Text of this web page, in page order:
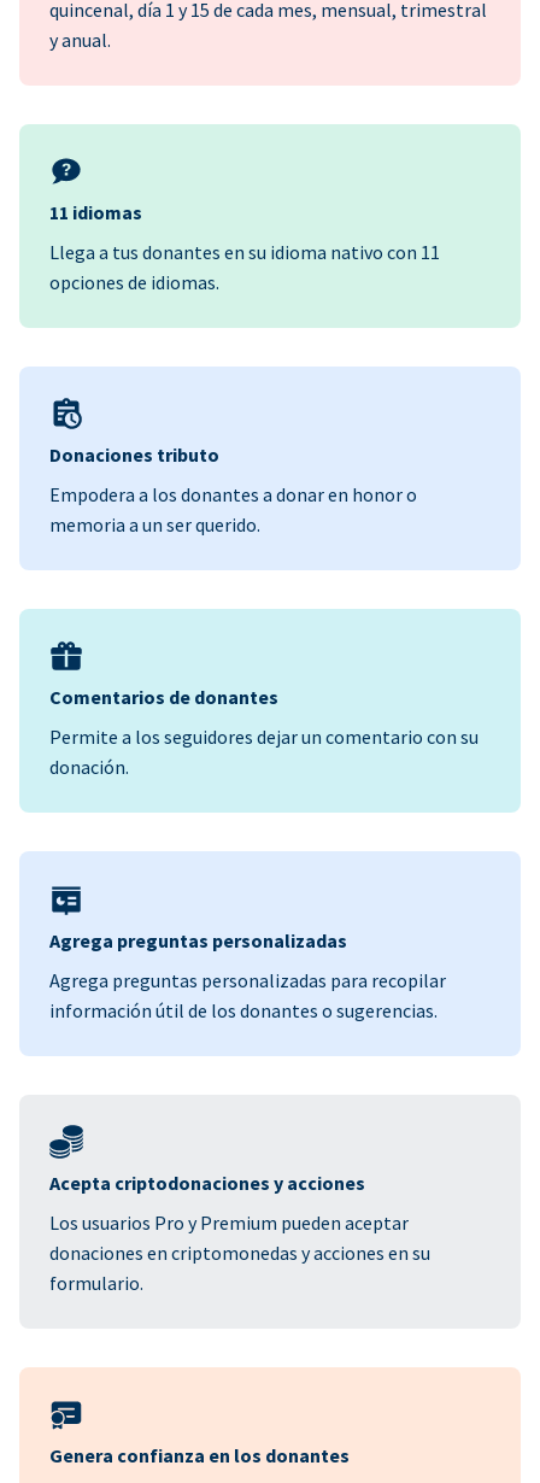
quincenal, día 1 y 15 de cada mes, mensual, trimestral
y anual.
11 idiomas
Llega a tus donantes en su idioma nativo con 11
opciones de idiomas.
Donaciones tributo
Empodera a los donantes a donar en honor o
memoria a un ser querido.
Comentarios de donantes
Permite a los seguidores dejar un comentario con su
donación.
Agrega preguntas personalizadas
Agrega preguntas personalizadas para recopilar
información útil de los donantes o sugerencias.
Acepta criptodonaciones y acciones
Los usuarios Pro y Premium pueden aceptar
donaciones en criptomonedas y acciones en su
formulario.
Genera confianza en los donantes